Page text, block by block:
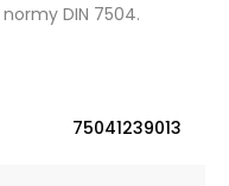
DIN 7504.
75041239013